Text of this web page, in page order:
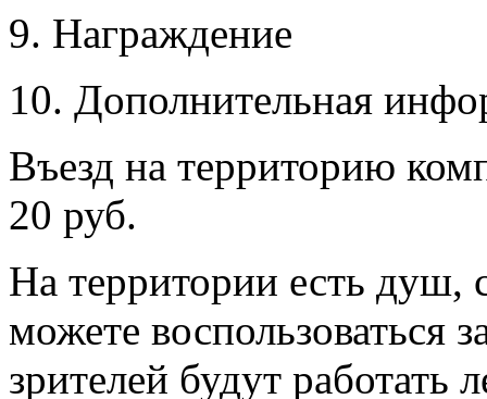
9. Награждение
10. Дополнительная
Въезд на территорию
20 руб.
На территории есть душ,
можете воспользоваться
зрителей будут работать